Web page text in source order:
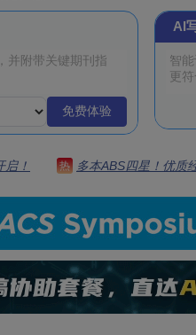
免费体验
AI
！ 热 多本ABS四星！优质